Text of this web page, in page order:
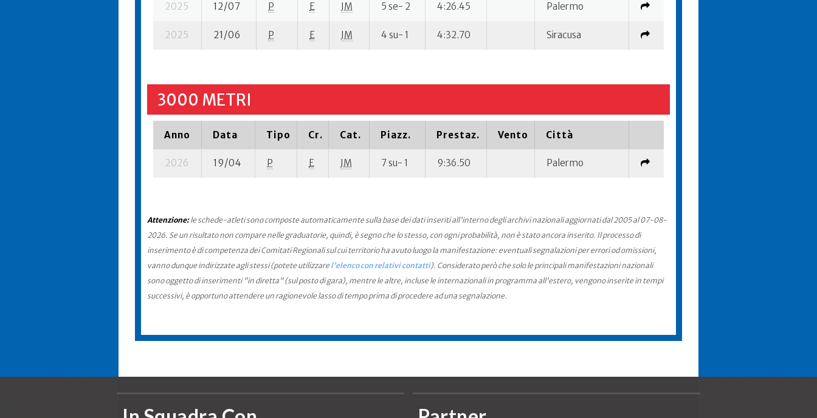
2025 12/07 P E JM 5 se- 2 4:26.45 Palermo
2025 21/06 P E JM 4 su- 1 4:32.70 Siracusa
3000 METRI
Anno Data Tipo Cr. Cat. Piazz. Prestaz. Vento Città
2026 19/04 P E JM 7 su- 1 9:36.50 Palermo
Attenzione:le schede-atleti sono composte automaticamente sulla base dei dati inseriti all'interno degli archivi nazionali aggiornati dal 2005 al 07-08-
2026. Se un risultato non compare nelle graduatorie, quindi, è segno che lo stesso, con ogni probabilità, non è stato ancora inserito. Il processo di
inserimento è di competenza dei Comitati Regionali sul cui territorio ha avuto luogo la manifestazione: eventuali segnalazioni per errori od omissioni,
vanno dunque indirizzate agli stessi (potete utilizzare l'elenco con relativi contatti). Considerato però che solo le principali manifestazioni nazionali
sono oggetto di inserimenti "in diretta" (sul posto di gara), mentre le altre, incluse le internazionali in programma all'estero, vengono inserite in tempi
successivi, è opportuno attendere un ragionevole lasso di tempo prima di procedere ad una segnalazione.